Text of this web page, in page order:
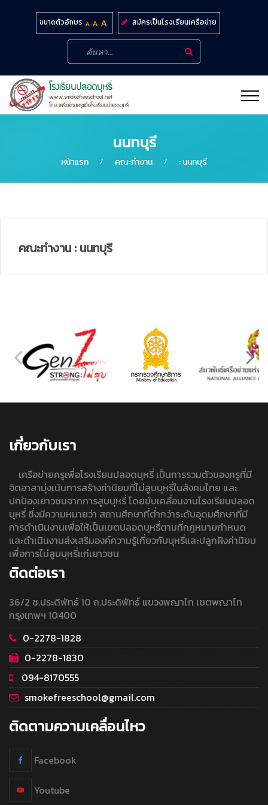
ขนาดตัวอักษร สมัครเป็นโรงเรียนเครือข่าย
นนทบุรี
หน้าแรก คณะทำงาน : นนทบุรี
คณะทำงาน : นนทบุรี
เกี่ยวกับเรา
เครือข่ายครูเพื่อโรงเรียนปลอดบุหรี่ เป็นการรวมตัวของครูที่มี
จิตอาสามุ่งเน้นการสร้างค่านิยมที่ไม่สูบบุหรี่ในสังคมไทย และ
ปกป้องเยาวชนจากการสูบบุหรี่ โดยขับเคลื่อนงานโรงเรียนปลอด
บุหรี่ ซึ่งมีความหมายว่า สถานศึกษาที่ต่ำกว่าระดับอุดมศึกษาที่มี
การดำเนินงานเพื่อให้เป็นเขตปลอดบุหรี่ตามที่กฎหมายกำหนด
และดำเนินงานส่งเสริมองค์ความรู้เกี่ยวกับบุหรี่และปลูกฝังค่านิยม
เพื่อการไม่สูบบุหรี่แก่เยาวชน
ติดต่อเรา
36/2 ซ.ประดิพัทธ์ 10 ถ.ประดิพัทธ์ แขวงพญาไท เขตพญาไท
กรุงเทพฯ 10400
0-2278-1828
0-2278-1830
094-8170555
smokefreeschool@gmail.com
ติดตามความเคลื่อนไหว
Facebook
Youtube